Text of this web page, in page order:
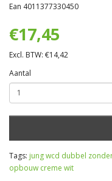
Ean 4011377330450
€17,45
Excl. BTW: €14,42
Aantal
Tags: jung wcd dubbel
opbouw creme wit